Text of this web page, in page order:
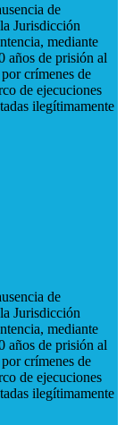
de
Jurisdicción
mediante
años de prisión al
crímenes de
de ejecuciones
ilegítimamente
de
Jurisdicción
mediante
años de prisión al
crímenes de
de ejecuciones
ilegítimamente